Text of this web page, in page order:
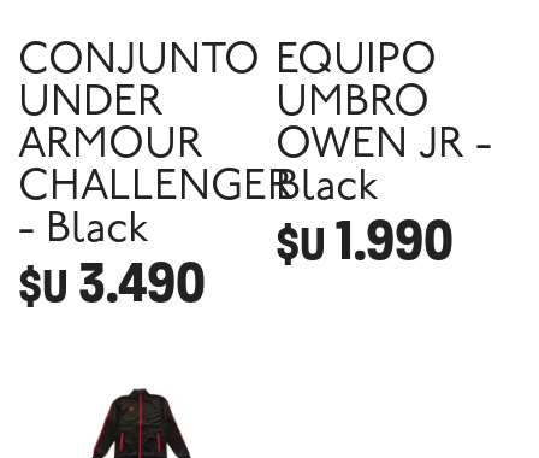
CONJUNTO
UNDER
ARMOUR
CHALLENGER
- Black
$U 3.490
EQUIPO
UMBRO
OWEN JR -
Black
$U 1.990